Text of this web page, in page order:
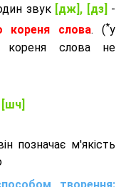
звук [дж], [дз] -
слова. (*у
кореня слова не
[шч]
позначає м'якість
творення: